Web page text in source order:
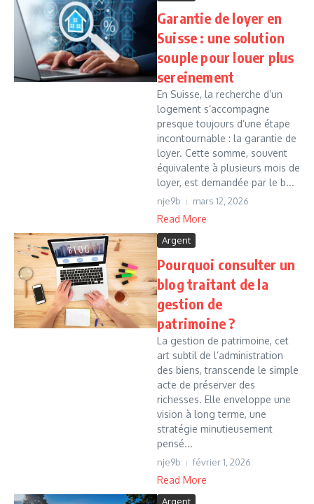
Garantie de loyer en
Suisse : une solution
souple pour louer plus
sereinement
En Suisse, la recherche d’un
logement s’accompagne
presque toujours d’une étape
incontournable : la garantie de
loyer. Cette somme, souvent
équivalente à plusieurs mois de
loyer, est demandée par le b...
nje9b mars 12, 2026
Read More
Argent
Pourquoi consulter un
blog traitant de la
gestion de
patrimoine ?
La gestion de patrimoine, cet
art subtil de l’administration
des biens, transcende le simple
acte de préserver des
richesses. Elle enveloppe une
vision à long terme, une
stratégie minutieusement
pensé...
nje9b février 1, 2026
Read More
Argent